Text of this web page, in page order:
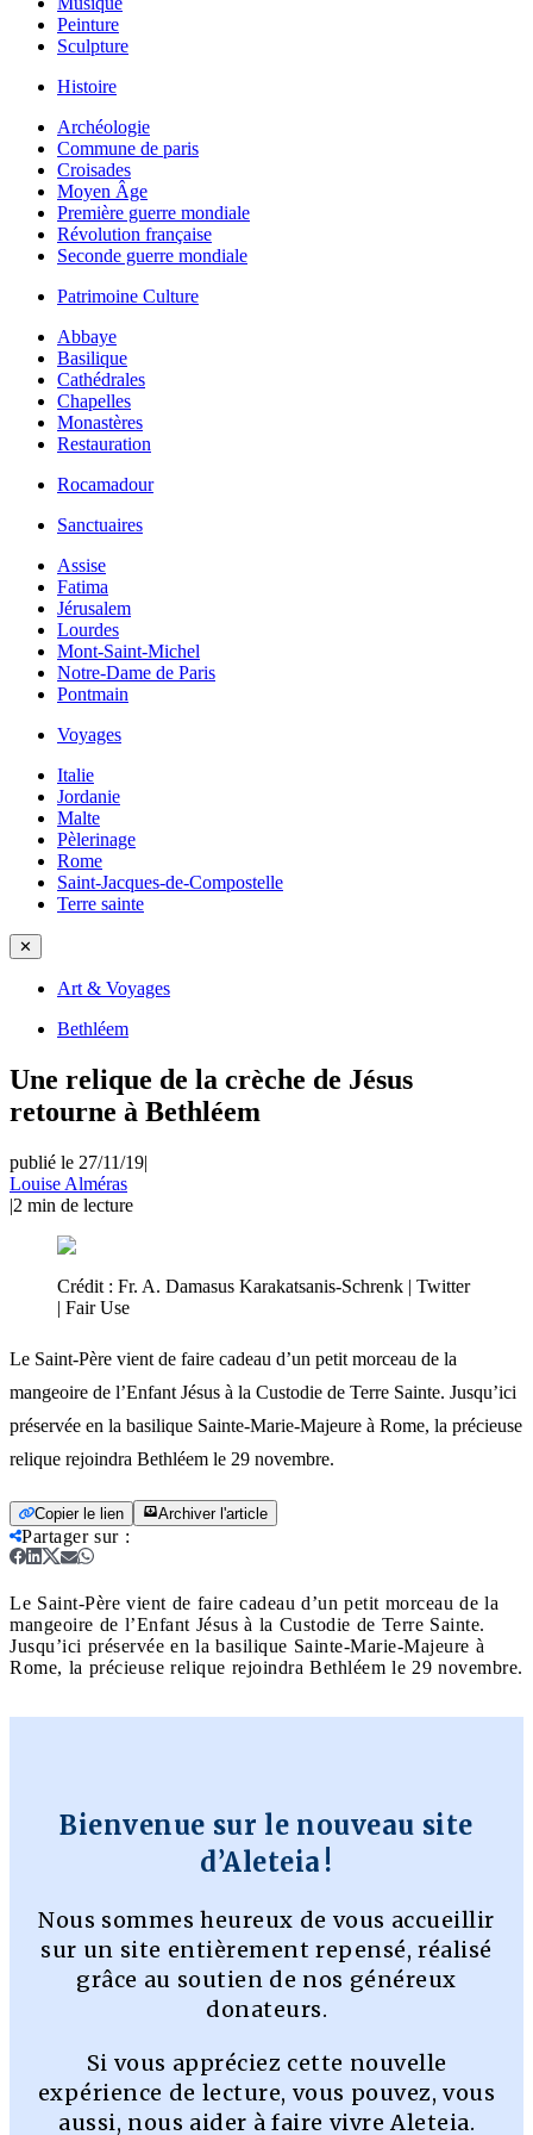
Peinture
Sculpture
Histoire
Archéologie
Commune de paris
Croisades
Moyen Âge
Première guerre mondiale
Révolution française
Seconde guerre mondiale
Patrimoine Culture
Abbaye
Basilique
Cathédrales
Chapelles
Monastères
Restauration
Rocamadour
Sanctuaires
Assise
Fatima
Jérusalem
Lourdes
Mont-Saint-Michel
Notre-Dame de Paris
Pontmain
Voyages
Italie
Jordanie
Malte
Pèlerinage
Rome
Saint-Jacques-de-Compostelle
Terre sainte
✕
Art & Voyages
Bethléem
Une relique de la crèche de Jésus
retourne à Bethléem
publié le 27/11/19|
Louise Alméras
|2 min de lecture
Crédit : Fr. A. Damasus Karakatsanis-Schrenk | Twitter
| Fair Use
Le Saint-Père vient de faire cadeau d’un petit morceau de la
mangeoire de l’Enfant Jésus à la Custodie de Terre Sainte. Jusqu’ici
préservée en la basilique Sainte-Marie-Majeure à Rome, la précieuse
relique rejoindra Bethléem le 29 novembre.
Copier le lien Archiver l'article
Partager sur:
Le Saint-Père vient de faire cadeau d’un petit morceau de la
mangeoire de l’Enfant Jésus à la Custodie de Terre Sainte.
Jusqu’ici préservée en la basilique Sainte-Marie-Majeure à
Rome, la précieuse relique rejoindra Bethléem le 29 novembre.
Bienvenue sur le nouveau site
d’Aleteia !
Nous sommes heureux de vous accueillir
sur un site entièrement repensé, réalisé
grâce au soutien de nos généreux
donateurs.
Si vous appréciez cette nouvelle
expérience de lecture, vous pouvez, vous
aussi, nous aider à faire vivre Aleteia.